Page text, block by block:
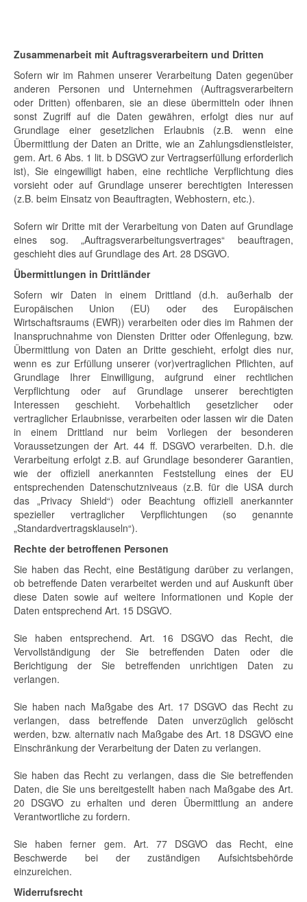
Zusammenarbeit mit Auftragsverarbeitern und Dritten
Sofern wir im Rahmen unserer Verarbeitung Daten gegenüber
anderen Personen und Unternehmen (Auftragsverarbeitern
oder Dritten) offenbaren, sie an diese übermitteln oder ihnen
sonst Zugriff auf die Daten gewähren, erfolgt dies nur auf
Grundlage einer gesetzlichen Erlaubnis (z.B. wenn eine
Übermittlung der Daten an Dritte, wie an Zahlungsdienstleister,
gem. Art. 6 Abs. 1 lit. b DSGVO zur Vertragserfüllung erforderlich
ist), Sie eingewilligt haben, eine rechtliche Verpflichtung dies
vorsieht oder auf Grundlage unserer berechtigten Interessen
(z.B. beim Einsatz von Beauftragten, Webhostern, etc.).
Sofern wir Dritte mit der Verarbeitung von Daten auf Grundlage
eines sog. „Auftragsverarbeitungsvertrages“ beauftragen,
geschieht dies auf Grundlage des Art. 28 DSGVO.
Übermittlungen in Drittländer
Sofern wir Daten in einem Drittland (d.h. außerhalb der
Europäischen Union (EU) oder des Europäischen
Wirtschaftsraums (EWR)) verarbeiten oder dies im Rahmen der
Inanspruchnahme von Diensten Dritter oder Offenlegung, bzw.
Übermittlung von Daten an Dritte geschieht, erfolgt dies nur,
wenn es zur Erfüllung unserer (vor)vertraglichen Pflichten, auf
Grundlage Ihrer Einwilligung, aufgrund einer rechtlichen
Verpflichtung oder auf Grundlage unserer berechtigten
Interessen geschieht. Vorbehaltlich gesetzlicher oder
vertraglicher Erlaubnisse, verarbeiten oder lassen wir die Daten
in einem Drittland nur beim Vorliegen der besonderen
Voraussetzungen der Art. 44 ff. DSGVO verarbeiten. D.h. die
Verarbeitung erfolgt z.B. auf Grundlage besonderer Garantien,
wie der offiziell anerkannten Feststellung eines der EU
entsprechenden Datenschutzniveaus (z.B. für die USA durch
das „Privacy Shield“) oder Beachtung offiziell anerkannter
spezieller vertraglicher Verpflichtungen (so genannte
„Standardvertragsklauseln“).
Rechte der betroffenen Personen
Sie haben das Recht, eine Bestätigung darüber zu verlangen,
ob betreffende Daten verarbeitet werden und auf Auskunft über
diese Daten sowie auf weitere Informationen und Kopie der
Daten entsprechend Art. 15 DSGVO.
Sie haben entsprechend. Art. 16 DSGVO das Recht, die
Vervollständigung der Sie betreffenden Daten oder die
Berichtigung der Sie betreffenden unrichtigen Daten zu
verlangen.
Sie haben nach Maßgabe des Art. 17 DSGVO das Recht zu
verlangen, dass betreffende Daten unverzüglich gelöscht
werden, bzw. alternativ nach Maßgabe des Art. 18 DSGVO eine
Einschränkung der Verarbeitung der Daten zu verlangen.
Sie haben das Recht zu verlangen, dass die Sie betreffenden
Daten, die Sie uns bereitgestellt haben nach Maßgabe des Art.
20 DSGVO zu erhalten und deren Übermittlung an andere
Verantwortliche zu fordern.
Sie haben ferner gem. Art. 77 DSGVO das Recht, eine
Beschwerde bei der zuständigen Aufsichtsbehörde
einzureichen.
Widerrufsrecht